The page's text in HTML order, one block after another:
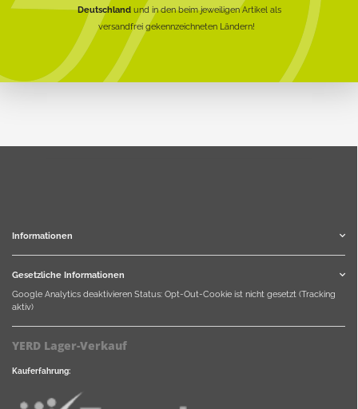
Deutschlandund in den beim jeweiligen Artikel als
versandfrei gekennzeichneten Ländern!
Informationen
Gesetzliche Informationen
Google Analytics deaktivieren Status: Opt-Out-Cookie ist nicht gesetzt (Tracking
aktiv)
YERD Lager-Verkauf
Kauferfahrung: